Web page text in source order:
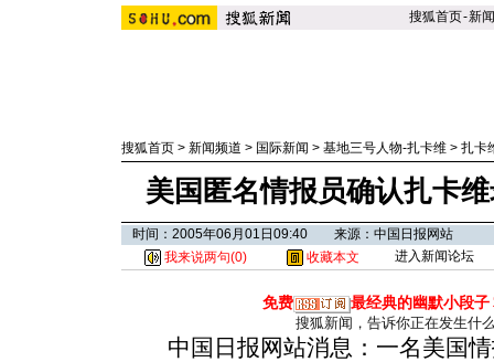
搜狐首页-新闻
搜狐首页 > 新闻频道 > 国际新闻 > 基地三号人物-扎卡维 > 扎卡
美国匿名情报员确认扎卡
时间：2005年06月01日09:40 来源：中国日报网站
我来说两句(0) 收藏本文 进入新闻论坛
免费 最经典的幽默小段子
搜狐新闻，告诉你正在发生什
中国日报网站消息：一名美国情